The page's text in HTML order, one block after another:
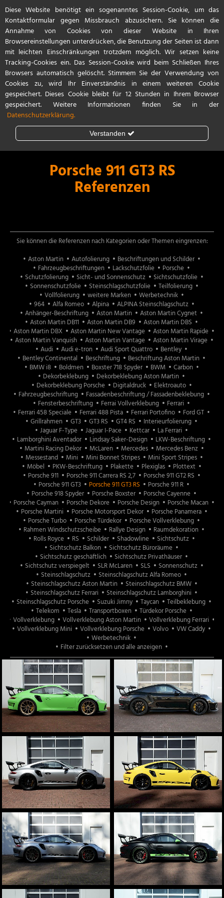
Start Referenzen Kontakt / Anfahrt
Aston Martin
weitere Marken
Fahrzeugbeschriftungen
Beschriftungen und Schilder
Sichtschutz
Sonnenschutz
Team
Infrastruktur
Porsche 911 GT3 RS
Referenzen
Sie können die Referenzen nach Kategorien oder Themen eingrenzen:
Aston Martin
Autofolierung
Beschriftungen und Schilder
Fahrzeugbeschriftungen
Lackschutzfolie
Porsche
Schutzfolierung
Sicht- und Sonnenschutz
Sichtschutzfolie
Sonnenschutzfolie
Steinschlagschutzfolie
Teilfolierung
Vollfolierung
weitere Marken
Werbetechnik
964
Alfa Romeo Alpina
ALPINA Steinschlagschutz
Anhänger-Beschriftung
Aston Martin
Aston Martin Cygnet
Aston Martin DB11
Aston Martin DB9
Aston Martin DBS
Aston Martin DBX
Aston Martin New Vantage
Aston Martin Rapide
Aston Martin Vanquish
Aston Martin Vantage
Aston Martin Virage
Audi
Audi e-tron Audi Sport Quattro
Bentley
Bentley Continental
Beschriftung
Beschriftung Aston Martin
BMW i8
Boldmen Boxster 718 Spyder BWM
Carbon
Dekorbeklebung
Dekorbeklebung Aston Martin
Dekorbeklebung Porsche
Digitaldruck
Elektroauto
Fahrzeugbeschriftung
Fassadenbeschriftung / Fassadenbeklebung
Fensterbeschriftung
Ferrai Vollverklebung
Ferrari
Ferrari 458 Speciale
Ferrari 488 Pista Ferrari Portofino
Ford GT
Grillrahmen
GT3 GT3 RS GT4 RS
Interieurfolierung
Jaguar F-Type
Jaguar I-Pace Kettcar
La Ferrari
Lamborghini Aventador
Lindsay Saker-Design
LKW-Beschriftung
Martini Racing Dekor
McLaren Mercedes
Mercedes Benz
Messestand
Mini Mini Bonnet Stripes
Mini Sport Stripes
Möbel
PKW-Beschriftung Plakette Plexiglas
Plottext
Porsche 911
Porsche 911 Carrera RS 2,7
Porsche 911 GT2 RS
Porsche 911 GT3
Porsche 911 GT3 RS
Porsche 911 R
Porsche 918 Spyder
Porsche Boxster
Porsche Cayenne
Porsche Cayman
Porsche Dekore Porsche Design
Porsche Macan
Porsche Martini
Porsche Motorsport Dekor
Porsche Panamera
Porsche Turbo
Porsche Türdekor
Porsche Vollverklebung
Rahmen Windschutzscheibe
Rallye Design
Raumdekoration
Rolls Royce
RS Schilder Shadowline
Sichtschutz
Sichtschutz Balkon
Sichtschutz Büroräume
Sichtschutz geschäftlich
Sichtschutz Privathäuser
Sichtschutz verspiegelt
SLR McLaren SLS
Sonnenschutz
Steinschlagschutz
Steinschlagschutz Alfa Romeo
Steinschlagschutz Aston Martin
Steinschlagschutz BMW
Steinschlagschutz Ferrari
Steinschlagschutz Lamborghini
Steinschlagschutz Porsche
Suzuki Jimny Taycan
Teilbeklebung
Telekom
Tesla Transportboxen
Türdekor Porsche
Vollverklebung
Vollverklebung Aston Martin
Vollverklebung Ferrari
Vollverklebung Mini
Vollverklebung Porsche Volvo
VW Caddy
Werbetechnik
Filter zurücksetzen und alle anzeigen
Diese Website benötigt ein sogenanntes Session-Cookie, um das
Kontaktformular gegen Missbrauch abzusichern. Sie können die
Annahme von Cookies von dieser Website in Ihren
Browsereinstellungen unterdrücken, die Benutzung der Seiten ist dann
mit leichten Einschränkungen trotzdem möglich. Wir setzen keine
Tracking-Cookies ein. Das Session-Cookie wird beim Schließen Ihres
Browsers automatisch gelöscht. Stimmem Sie der Verwendung von
Cookies zu, wird Ihr Einverständnis in einem weiteren Cookie
gespeichert. Dieses Cookie bleibt für 12 Stunden in Ihrem Browser
gespeichert. Weitere Informationen finden Sie in der
Datenschutzerklärung.
Verstanden